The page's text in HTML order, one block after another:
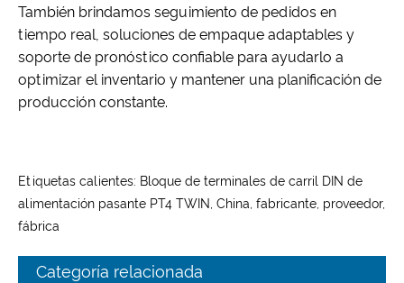
También brindamos seguimiento de pedidos en
tiempo real, soluciones de empaque adaptables y
soporte de pronóstico confiable para ayudarlo a
optimizar el inventario y mantener una planificación de
producción constante.
Etiquetas calientes: Bloque de terminales de carril DIN de
alimentación pasante PT4 TWIN, China, fabricante, proveedor,
fábrica
Categoría relacionada